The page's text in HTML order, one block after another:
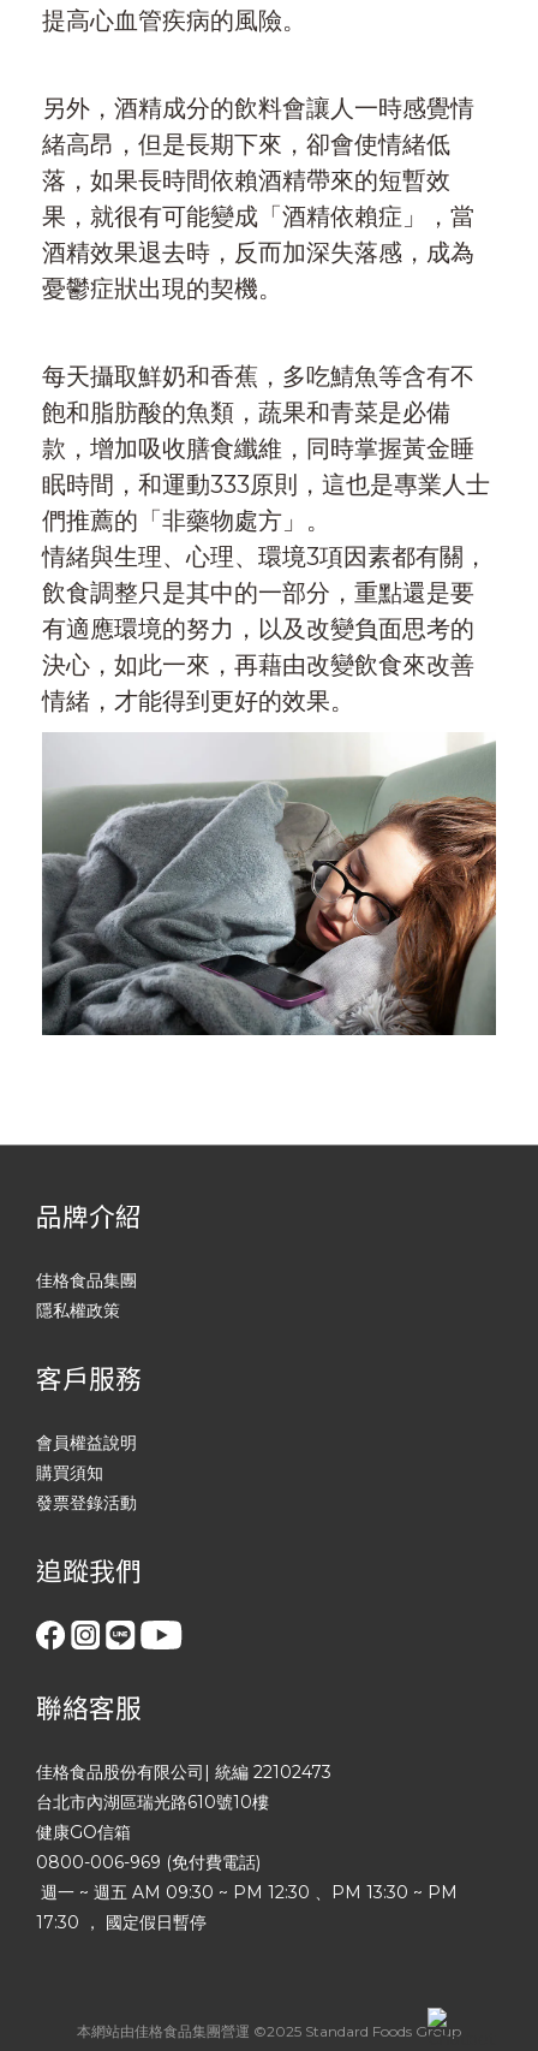
提高心血管疾病的風險。
另外，酒精成分的飲料會讓人一時感覺情
緒高昂，但是長期下來，卻會使情緒低
落，如果長時間依賴酒精帶來的短暫效
果，就很有可能變成「酒精依賴症」，當
酒精效果退去時，反而加深失落感，成為
憂鬱症狀出現的契機。
每天攝取鮮奶和香蕉，多吃鯖魚等含有不
飽和脂肪酸的魚類，蔬果和青菜是必備
款，增加吸收膳食纖維，同時掌握黃金睡
眠時間，和運動333原則，這也是專業人士
們推薦的「非藥物處方」。
情緒與生理、心理、環境3項因素都有關，
飲食調整只是其中的一部分，重點還是要
有適應環境的努力，以及改變負面思考的
決心，如此一來，再藉由改變飲食來改善
情緒，才能得到更好的效果。
品牌介紹
佳格食品集團
隱私權政策
客戶服務
會員權益說明
購買須知
發票登錄活動
追蹤我們
聯絡客服
佳格食品股份有限公司| 統編 22102473
台北市內湖區瑞光路610號10樓
健康GO信箱
0800-006-969 (免付費電話)
週一 ~ 週五 AM 09:30 ~ PM 12:30 、PM 13:30 ~ PM
17:30 ， 國定假日暫停
本網站由佳格食品集團營運 ©2025 Standard Foods Group